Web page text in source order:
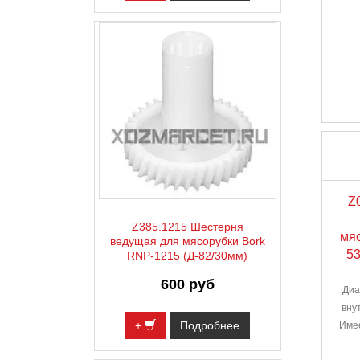
Z385.1215 Шестерня
ведущая для мясорубки Bork
RNP-1215 (Д-82/30мм)
600 руб
+ Подробнее